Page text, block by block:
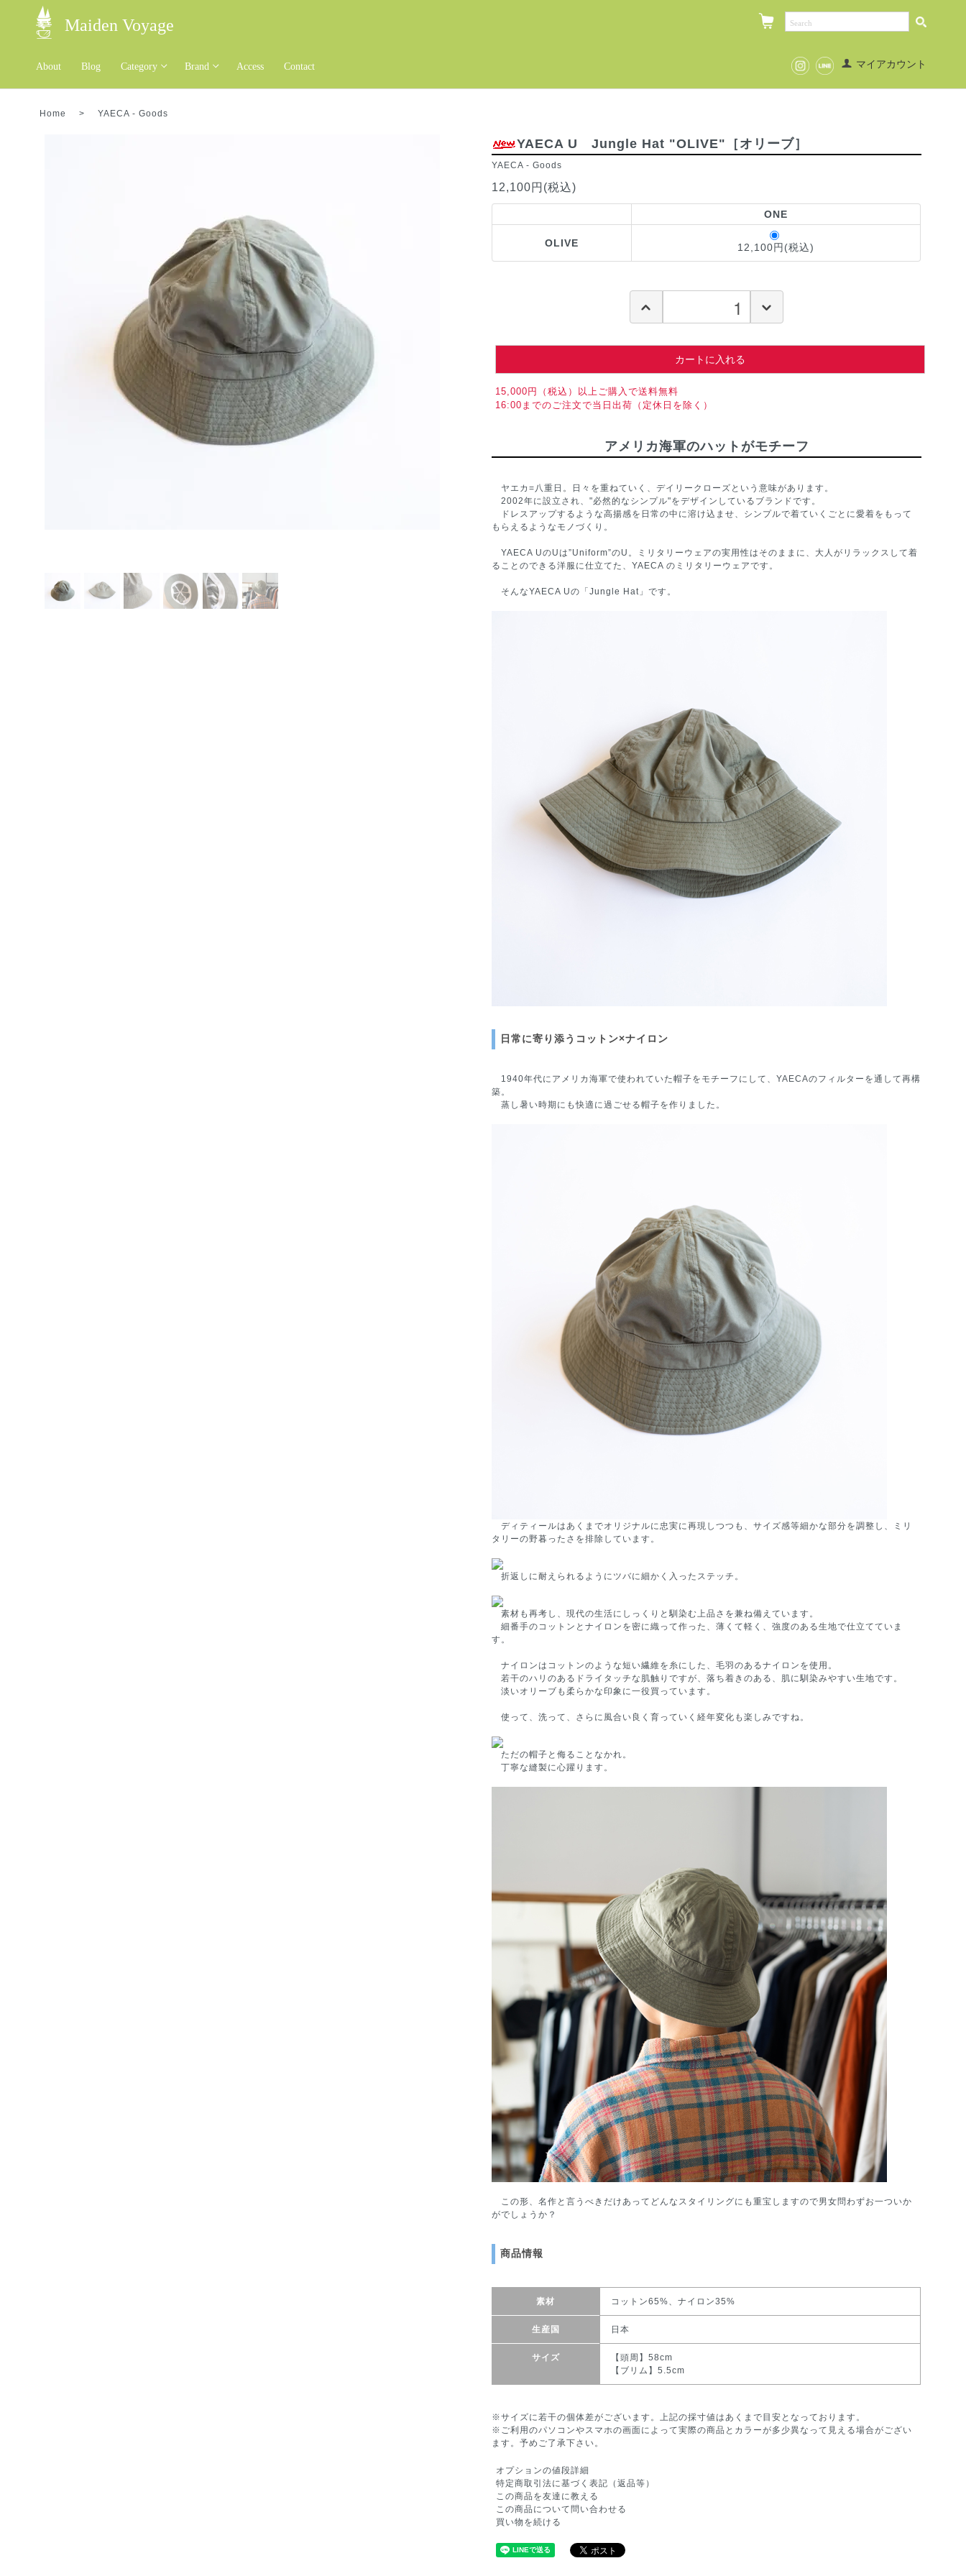
Maiden Voyage
About Blog Category Brand Access Contact マイアカウント
Home > YAECA - Goods
YAECA U Jungle Hat "OLIVE"［オリーブ］
YAECA -Goods
12,100円(税込)
ONE
OLIVE 12,100円(税込)
カートに入れる
15,000円（税込）以上ご購入で送料無料
16:00までのご注文で当日出荷（定休日を除く）
アメリカ海軍のハットがモチーフ
ヤエカ=八重日。日々を重ねていく、デイリークローズという意味があります。
2002年に設立され、"必然的なシンプル"をデザインしているブランドです。
ドレスアップするような高揚感を日常の中に溶け込ませ、シンプルで着ていくごとに愛着をもって
もらえるようなモノづくり。
YAECA UのUは”Uniform”のU。ミリタリーウェアの実用性はそのままに、大人がリラックスして着
ることのできる洋服に仕立てた、YAECA のミリタリーウェアです。
そんなYAECA Uの「Jungle Hat」です。
日常に寄り添うコットン×ナイロン
1940年代にアメリカ海軍で使われていた帽子をモチーフにして、YAECAのフィルターを通して再構
築。
蒸し暑い時期にも快適に過ごせる帽子を作りました。
ディティールはあくまでオリジナルに忠実に再現しつつも、サイズ感等細かな部分を調整し、ミリ
タリーの野暮ったさを排除しています。
折返しに耐えられるようにツバに細かく入ったステッチ。
素材も再考し、現代の生活にしっくりと馴染む上品さを兼ね備えています。
細番手のコットンとナイロンを密に織って作った、薄くて軽く、強度のある生地で仕立てていま
す。
ナイロンはコットンのような短い繊維を糸にした、毛羽のあるナイロンを使用。
若干のハリのあるドライタッチな肌触りですが、落ち着きのある、肌に馴染みやすい生地です。
淡いオリーブも柔らかな印象に一役買っています。
使って、洗って、さらに風合い良く育っていく経年変化も楽しみですね。
ただの帽子と侮ることなかれ。
丁寧な縫製に心躍ります。
この形、名作と言うべきだけあってどんなスタイリングにも重宝しますので男女問わずお一ついか
がでしょうか？
商品情報
素材 コットン65%、ナイロン35%
生産国 日本
サイズ
【頭周】58cm
【ブリム】5.5cm
※サイズに若干の個体差がございます。上記の採寸値はあくまで目安となっております。
※ご利用のパソコンやスマホの画面によって実際の商品とカラーが多少異なって見える場合がござい
ます。予めご了承下さい。
オプションの値段詳細
特定商取引法に基づく表記（返品等）
この商品を友達に教える
この商品について問い合わせる
買い物を続ける